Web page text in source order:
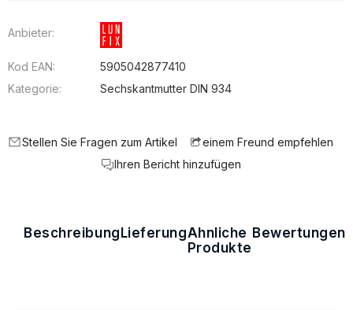
Anbieter:
Kod EAN:
5905042877410
Kategorie:
Sechskantmutter DIN 934
Stellen Sie Fragen zum Artikel
einem Freund empfehlen
Ihren Bericht hinzufügen
BeschreibungLieferungÄhnliche
Produkte
Bewertungen